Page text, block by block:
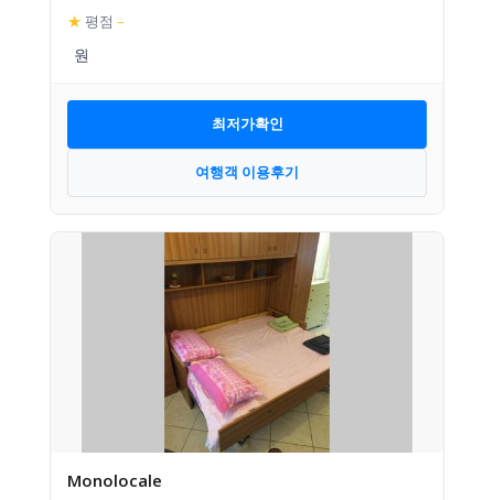
★ 평점 –
최저가확인
여행객 이용후기
Monolocale